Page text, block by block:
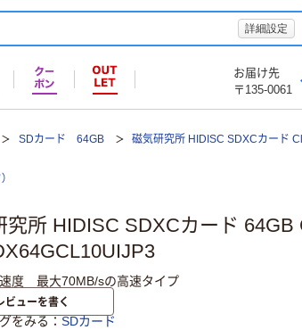
詳細設定
お届け先
〒135-0061
SDカード 64GB 磁気研究所 HIDISC SDXCカード
究所 HIDISC SDXCカード 64GB
度 最大70MB/sの高速タイプ
ビューを書く
をみる SDカード